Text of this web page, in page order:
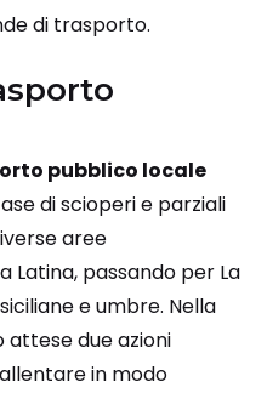
di trasporto.
pubblico locale
di scioperi e parziali
aree
Latina, passando per La
e umbre. Nella
attese due azioni
in modo